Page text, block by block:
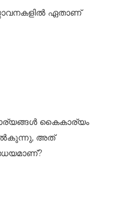
ഏതാണ്‌
കൈകാര്യം
അത്‌